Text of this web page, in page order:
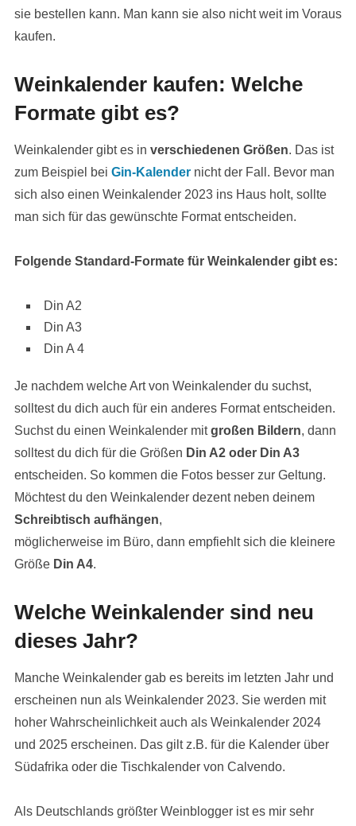
sie bestellen kann. Man kann sie also nicht weit im Voraus
kaufen.
Weinkalender kaufen: Welche
Formate gibt es?
Weinkalender gibt es in verschiedenen Größen. Das ist
zum Beispiel bei Gin-Kalendernicht der Fall. Bevor man
sich also einen Weinkalender 2023 ins Haus holt, sollte
man sich für das gewünschte Format entscheiden.
Folgende Standard-Formate für Weinkalender gibt es:
Din A2
Din A3
Din A 4
Je nachdem welche Art von Weinkalender du suchst,
solltest du dich auch für ein anderes Format entscheiden.
Suchst du einen Weinkalender mitgroßen Bildern, dann
solltest du dich für die Größen Din A2 oder Din A3
entscheiden. So kommen die Fotos besser zur Geltung.
Möchtest du den Weinkalender dezent neben deinem
Schreibtisch aufhängen,
möglicherweise im Büro, dann empfiehlt sich die kleinere
Größe Din A4.
Welche Weinkalender sind neu
dieses Jahr?
Manche Weinkalender gab es bereits im letzten Jahr und
erscheinen nun als Weinkalender 2023. Sie werden mit
hoher Wahrscheinlichkeit auch als Weinkalender 2024
und 2025 erscheinen. Das gilt z.B. für die Kalender über
Südafrika oder die Tischkalender von Calvendo.
Als Deutschlands größter Weinblogger ist es mir sehr